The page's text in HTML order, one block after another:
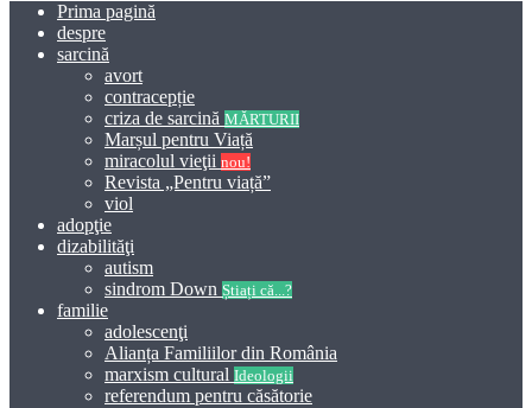
Prima pagină
despre
sarcină
avort
contracepție
criza de sarcină MĂRTURII
Marșul pentru Viață
miracolul vieţii nou!
Revista „Pentru viață”
viol
adopţie
dizabilităţi
autism
sindrom Down Știați că...?
familie
adolescenţi
Alianța Familiilor din România
marxism cultural Ideologii
referendum pentru căsătorie